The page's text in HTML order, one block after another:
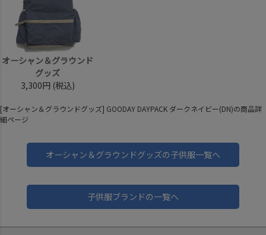
オーシャン＆グラウンド
グッズ
3,300円 (税込)
[オーシャン＆グラウンドグッズ] GOODAY DAYPACK ダークネイビー(DN)の商品詳
細ページ
オーシャン＆グラウンドグッズの子供服一覧へ
子供服ブランドの一覧へ